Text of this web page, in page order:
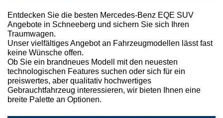
Entdecken Sie die besten Mercedes-Benz EQE SUV
Angebote in Schneeberg und sichern Sie sich Ihren
Traumwagen.
Unser vielfältiges Angebot an Fahrzeugmodellen lässt fast
keine Wünsche offen.
Ob Sie ein brandneues Modell mit den neuesten
technologischen Features suchen oder sich für ein
preiswertes, aber qualitativ hochwertiges
Gebrauchtfahrzeug interessieren, wir bieten Ihnen eine
breite Palette an Optionen.